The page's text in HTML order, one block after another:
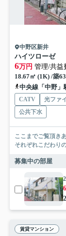
中野区新井
ハイツローゼ
6万円 管理/共益
18.67㎡ (1K) /築
中央線「中野」
CATV 光ファ
公共下水
ここまでご覧頂きありがとうご
それぞれこだわり
募集中の部屋
賃貸マンション